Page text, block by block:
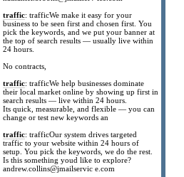
traffic: trafficWe make it easy for your
business to be seen first and chosen first. You
pick the keywords, and we put your banner at
the top of search results — usually live within
24 hours.
No contracts,
traffic: trafficWe help businesses dominate
their local market online by showing up first in
search results — live within 24 hours.
Its quick, measurable, and flexible — you can
change or test new keywords an
traffic: trafficOur system drives targeted
traffic to your website within 24 hours of
setup. You pick the keywords, we do the rest.
Is this something youd like to explore?
andrew.collins@jmailservic e.com